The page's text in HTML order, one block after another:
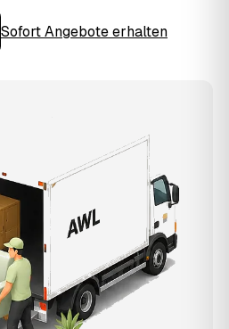
Sofort Angebote erhalten